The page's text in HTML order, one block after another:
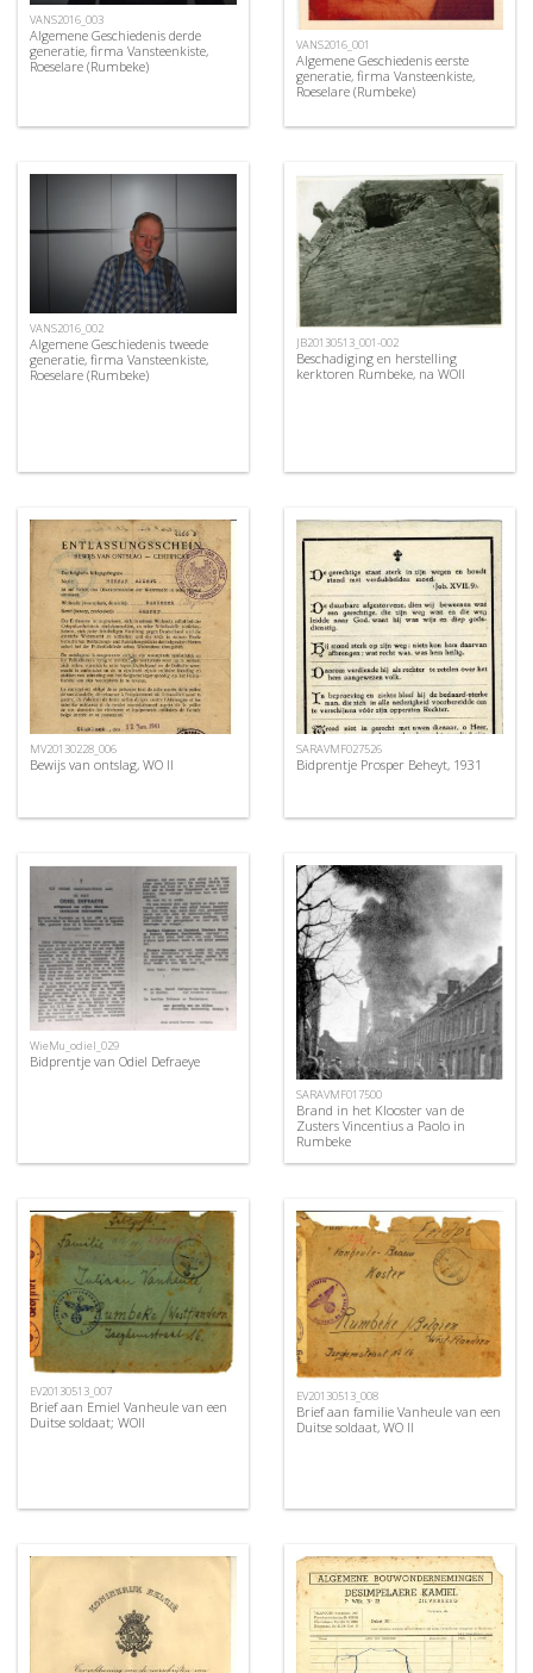
VANS2016_003
Algemene Geschiedenis derde
generatie, firma Vansteenkiste,
Roeselare (Rumbeke)
VANS2016_001
Algemene Geschiedenis eerste
generatie, firma Vansteenkiste,
Roeselare (Rumbeke)
VANS2016_002
Algemene Geschiedenis tweede
generatie, firma Vansteenkiste,
Roeselare (Rumbeke)
JB20130513_001-002
Beschadiging en herstelling
kerktoren Rumbeke, na WOII
MV20130228_006
Bewijs van ontslag, WO II
SARAVMF027526
Bidprentje Prosper Beheyt, 1931
WieMu_odiel_029
Bidprentje van Odiel Defraeye
SARAVMF017500
Brand in het Klooster van de
Zusters Vincentius a Paolo in
Rumbeke
EV20130513_007
Brief aan Emiel Vanheule van een
Duitse soldaat; WOII
EV20130513_008
Brief aan familie Vanheule van een
Duitse soldaat, WO II